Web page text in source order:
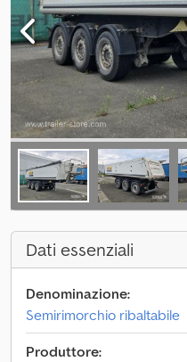
Dati essenziali
Denominazione:
Semirimorchio ribaltabile
Produttore: